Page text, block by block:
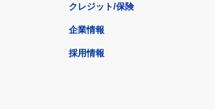
クレジット/保険
企業情報
採用情報